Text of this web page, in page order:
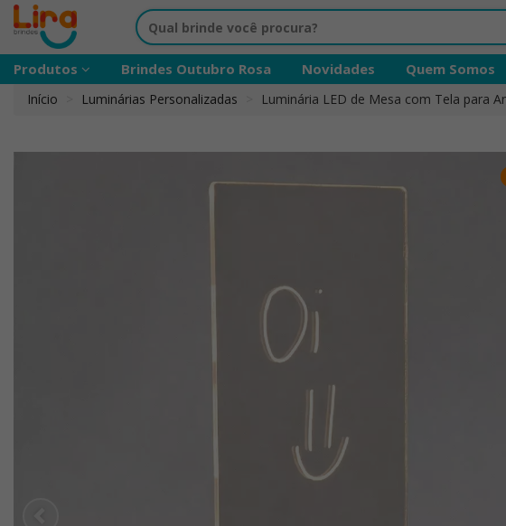
Produtos Brindes Outubro Rosa Novidades Quem Somos
Início Luminárias Personalizadas Luminária LED de Mesa com Tela para